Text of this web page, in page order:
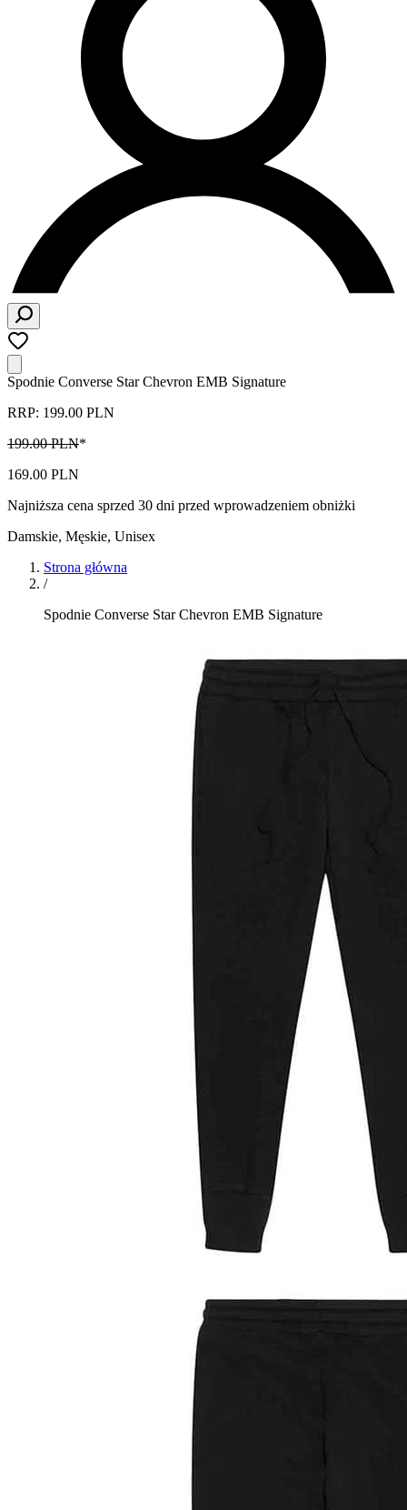
Spodnie Converse Star Chevron EMB Signature
RRP: 199.00 PLN
199.00 PLN*
169.00 PLN
Najniższa cena sprzed 30 dni przed wprowadzeniem obniżki
Damskie, Męskie, Unisex
Strona główna
/
Spodnie Converse Star Chevron EMB Signature